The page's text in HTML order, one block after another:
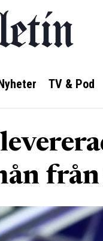
TV & Pod